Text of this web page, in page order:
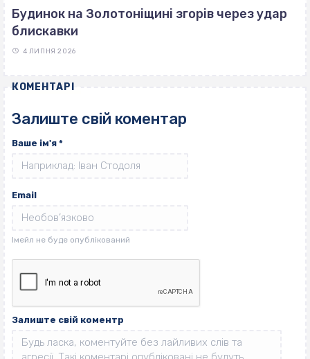
Будинок на Золотоніщині згорів через удар
блискавки
4 ЛИПНЯ 2026
КОМЕНТАРІ
Залиште свій коментар
Ваше ім'я *
Email
Залиште свій коментр